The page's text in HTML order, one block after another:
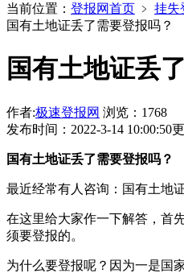
当前位置： 登报网首页 ﹥ 挂失
国有土地证丢了需要登报吗？
国有土地证丢
作者:极速登报网 浏览：1768
发布时间：2022-3-14 10:00:50
国有土地证丢了需要登报吗？
最近经常有人咨询：国有土地
在这里给大家作一下解答，首
须要登报的。
为什么要登报呢？因为一是国